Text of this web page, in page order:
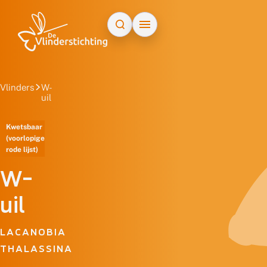
Vlinders
W-
uil
Kwetsbaar
(voorlopige
rode lijst)
W-
uil
LACANOBIA
THALASSINA